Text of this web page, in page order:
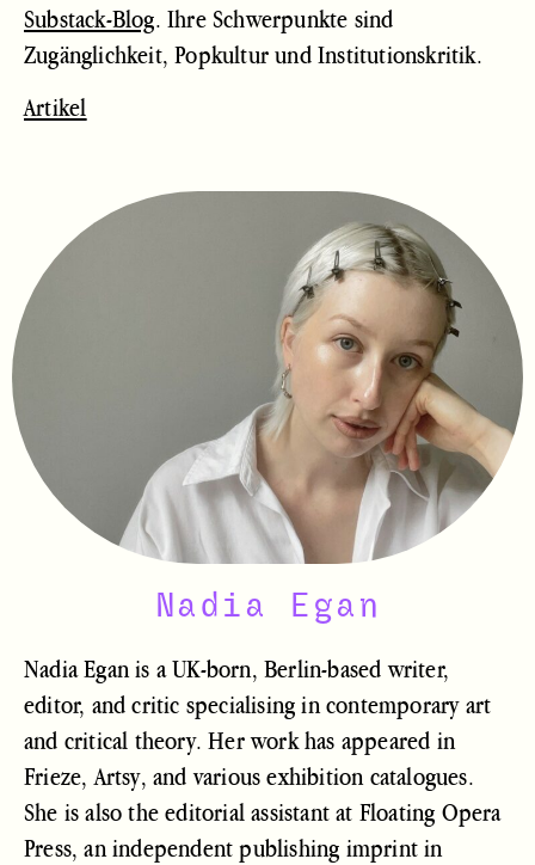
Substack-Blog. Ihre Schwerpunkte sind
Zugänglichkeit, Popkultur und Institutionskritik.
Artikel
Nadia Egan
Nadia Egan is a UK-born, Berlin-based writer,
editor, and critic specialising in contemporary art
and critical theory. Her work has appeared in
Frieze, Artsy, and various exhibition catalogues.
She is also the editorial assistant at Floating Opera
Press, an independent publishing imprint in